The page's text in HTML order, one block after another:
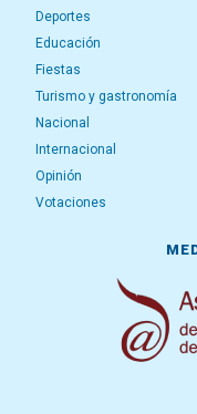
Deportes
Educación
Fiestas
Turismo y gastronomía
Nacional
Internacional
Opinión
Votaciones